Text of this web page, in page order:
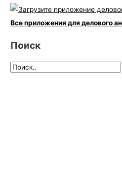
Все приложения для делового
Поиск